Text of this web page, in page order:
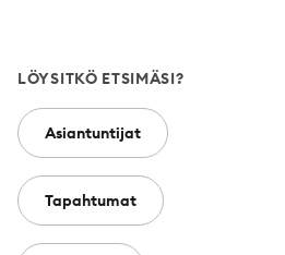
LÖYSITKÖ ETSIMÄSI?
Asiantuntijat
Tapahtumat